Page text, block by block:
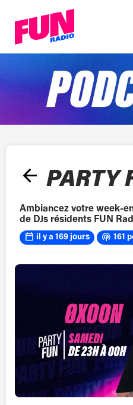
arrow_back PARTY
Ambiancez votre week-
de DJs résidents FUN
calendar_today il y a 169 jours podcasts 161